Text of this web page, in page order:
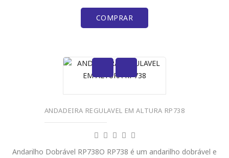
COMPRAR
ANDADEIRA REGULAVEL EM ALTURA RP738
Andarilho Dobrável RP738O RP738 é um andarilho dobrável e